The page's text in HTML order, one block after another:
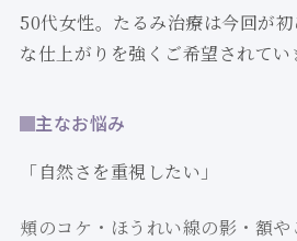
50代女性。たるみ治療は今回が
な仕上がりを強くご希望されてい
主なお悩み
「自然さを重視したい」
頬のコケ・ほうれい線の影・額